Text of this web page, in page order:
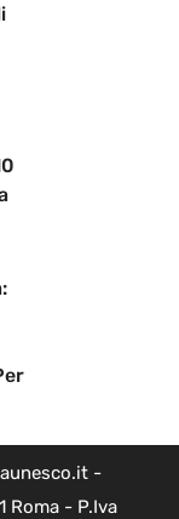
-
Roma - P.Iva